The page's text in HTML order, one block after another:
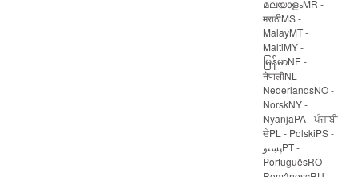
മലയാളംMR -
मराठीMS -
MalayMT -
MaltiMY -
မြန်မာNE -
नेपालीNL -
NederlandsNO -
NorskNY -
NyanjaPA - ਪੰਜਾਬੀ
ਦੇPL - PolskiPS -
پښتوPT -
PortuguêsRO -